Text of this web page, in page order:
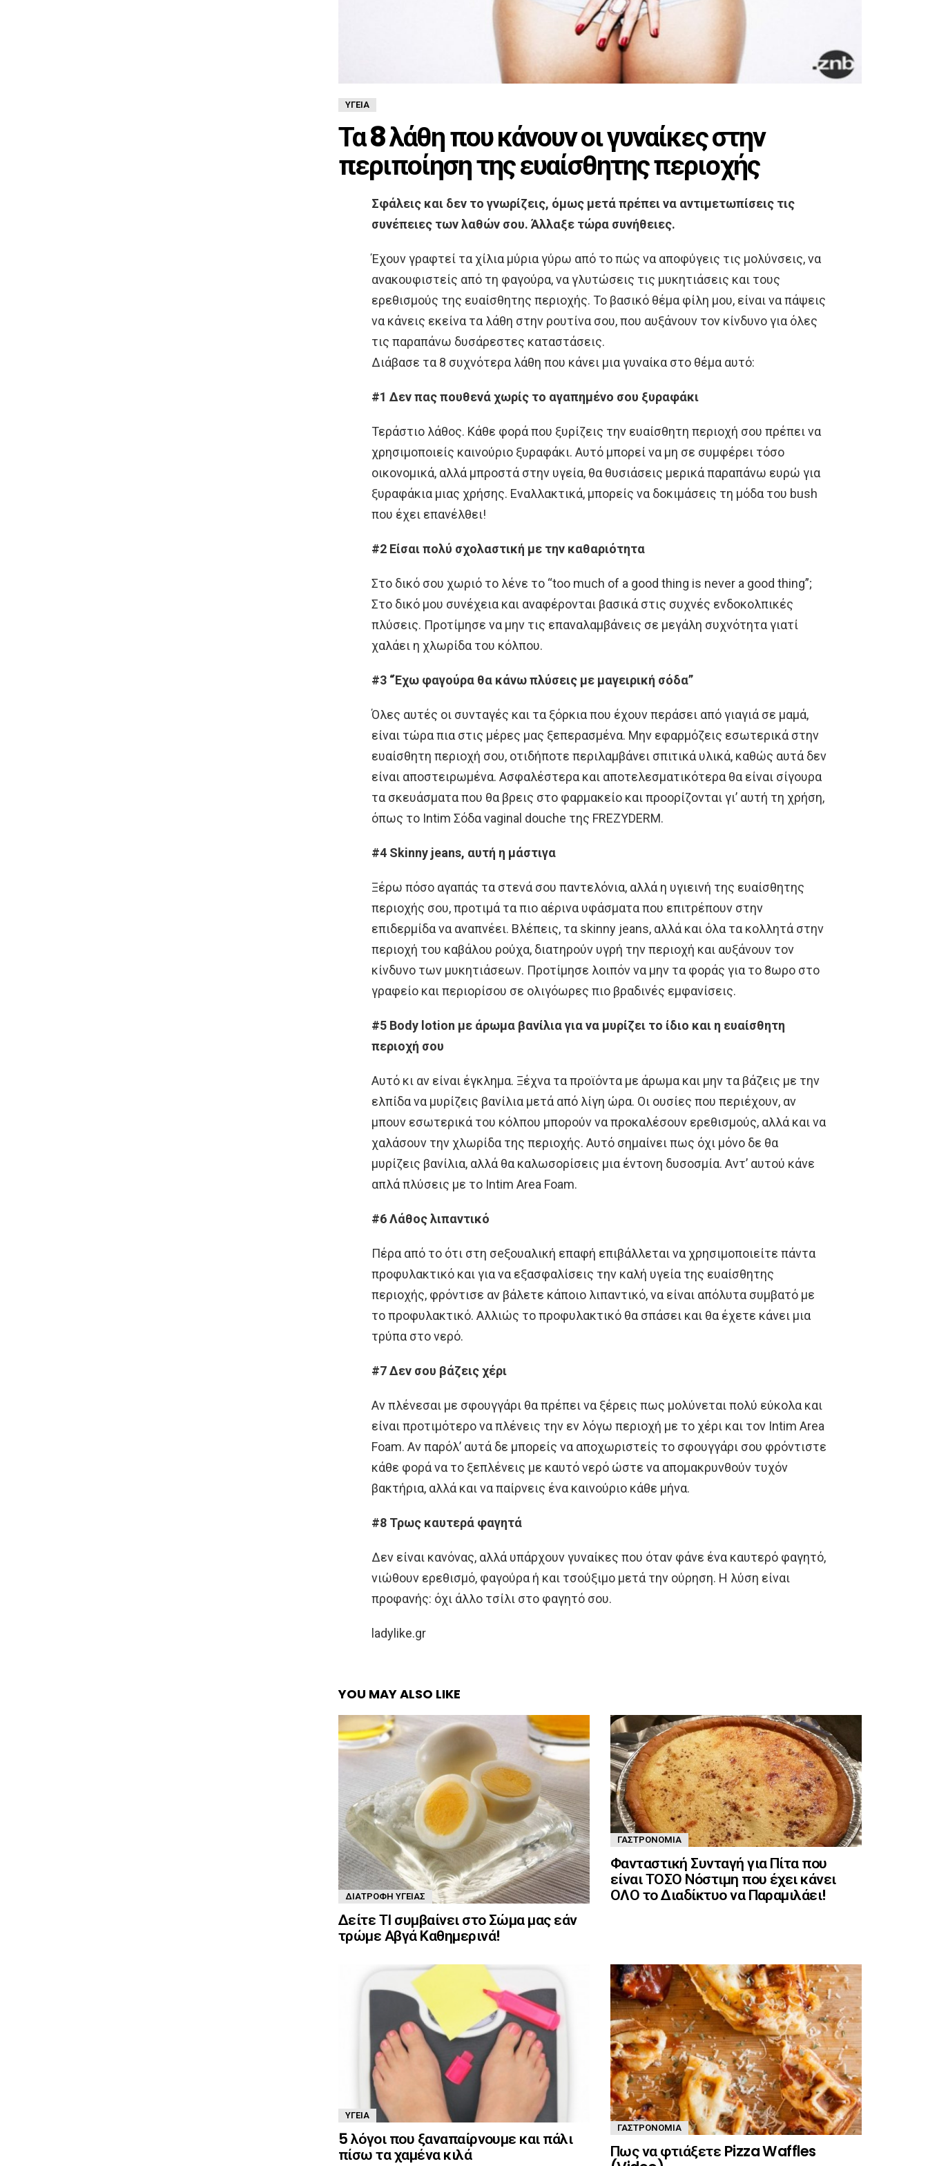
ΥΓΕΊΑ
Τα 8 λάθη που κάνουν οι γυναίκες στην
περιποίηση της ευαίσθητης περιοχής
Σφάλεις και δεν το γνωρίζεις, όμως μετά πρέπει να αντιμετωπίσεις τις
συνέπειες των λαθών σου. Άλλαξε τώρα συνήθειες.
Έχουν γραφτεί τα χίλια μύρια γύρω από το πώς να αποφύγεις τις μολύνσεις, να
ανακουφιστείς από τη φαγούρα, να γλυτώσεις τις μυκητιάσεις και τους
ερεθισμούς της ευαίσθητης περιοχής. Το βασικό θέμα φίλη μου, είναι να πάψεις
να κάνεις εκείνα τα λάθη στην ρουτίνα σου, που αυξάνουν τον κίνδυνο για όλες
τις παραπάνω δυσάρεστες καταστάσεις.
Διάβασε τα 8 συχνότερα λάθη που κάνει μια γυναίκα στο θέμα αυτό:
#1 Δεν πας πουθενά χωρίς το αγαπημένο σου ξυραφάκι
Τεράστιο λάθος. Κάθε φορά που ξυρίζεις την ευαίσθητη περιοχή σου πρέπει να
χρησιμοποιείς καινούριο ξυραφάκι. Αυτό μπορεί να μη σε συμφέρει τόσο
οικονομικά, αλλά μπροστά στην υγεία, θα θυσιάσεις μερικά παραπάνω ευρώ για
ξυραφάκια μιας χρήσης. Εναλλακτικά, μπορείς να δοκιμάσεις τη μόδα του bush
που έχει επανέλθει!
#2 Είσαι πολύ σχολαστική με την καθαριότητα
Στο δικό σου χωριό το λένε το “too much of a good thing is never a good thing”;
Στο δικό μου συνέχεια και αναφέρονται βασικά στις συχνές ενδοκολπικές
πλύσεις. Προτίμησε να μην τις επαναλαμβάνεις σε μεγάλη συχνότητα γιατί
χαλάει η χλωρίδα του κόλπου.
#3 “Έχω φαγούρα θα κάνω πλύσεις με μαγειρική σόδα”
Όλες αυτές οι συνταγές και τα ξόρκια που έχουν περάσει από γιαγιά σε μαμά,
είναι τώρα πια στις μέρες μας ξεπερασμένα. Μην εφαρμόζεις εσωτερικά στην
ευαίσθητη περιοχή σου, οτιδήποτε περιλαμβάνει σπιτικά υλικά, καθώς αυτά δεν
είναι αποστειρωμένα. Ασφαλέστερα και αποτελεσματικότερα θα είναι σίγουρα
τα σκευάσματα που θα βρεις στο φαρμακείο και προορίζονται γι’ αυτή τη χρήση,
όπως το Intim Σόδα vaginal douche της FREZYDERM.
#4 Skinny jeans, αυτή η μάστιγα
Ξέρω πόσο αγαπάς τα στενά σου παντελόνια, αλλά η υγιεινή της ευαίσθητης
περιοχής σου, προτιμά τα πιο αέρινα υφάσματα που επιτρέπουν στην
επιδερμίδα να αναπνέει. Βλέπεις, τα skinny jeans, αλλά και όλα τα κολλητά στην
περιοχή του καβάλου ρούχα, διατηρούν υγρή την περιοχή και αυξάνουν τον
κίνδυνο των μυκητιάσεων. Προτίμησε λοιπόν να μην τα φοράς για το 8ωρο στο
γραφείο και περιορίσου σε ολιγόωρες πιο βραδινές εμφανίσεις.
#5 Body lotion με άρωμα βανίλια για να μυρίζει το ίδιο και η ευαίσθητη
περιοχή σου
Αυτό κι αν είναι έγκλημα. Ξέχνα τα προϊόντα με άρωμα και μην τα βάζεις με την
ελπίδα να μυρίζεις βανίλια μετά από λίγη ώρα. Οι ουσίες που περιέχουν, αν
μπουν εσωτερικά του κόλπου μπορούν να προκαλέσουν ερεθισμούς, αλλά και να
χαλάσουν την χλωρίδα της περιοχής. Αυτό σημαίνει πως όχι μόνο δε θα
μυρίζεις βανίλια, αλλά θα καλωσορίσεις μια έντονη δυσοσμία. Αντ’ αυτού κάνε
απλά πλύσεις με το Intim Area Foam.
#6 Λάθος λιπαντικό
Πέρα από το ότι στη σeξουαλική επαφή επιβάλλεται να χρησιμοποιείτε πάντα
προφυλακτικό και για να εξασφαλίσεις την καλή υγεία της ευαίσθητης
περιοχής, φρόντισε αν βάλετε κάποιο λιπαντικό, να είναι απόλυτα συμβατό με
το προφυλακτικό. Αλλιώς το προφυλακτικό θα σπάσει και θα έχετε κάνει μια
τρύπα στο νερό.
#7 Δεν σου βάζεις χέρι
Αν πλένεσαι με σφουγγάρι θα πρέπει να ξέρεις πως μολύνεται πολύ εύκολα και
είναι προτιμότερο να πλένεις την εν λόγω περιοχή με το χέρι και τον Intim Area
Foam. Αν παρόλ’ αυτά δε μπορείς να αποχωριστείς το σφουγγάρι σου φρόντιστε
κάθε φορά να το ξεπλένεις με καυτό νερό ώστε να απομακρυνθούν τυχόν
βακτήρια, αλλά και να παίρνεις ένα καινούριο κάθε μήνα.
#8 Τρως καυτερά φαγητά
Δεν είναι κανόνας, αλλά υπάρχουν γυναίκες που όταν φάνε ένα καυτερό φαγητό,
νιώθουν ερεθισμό, φαγούρα ή και τσούξιμο μετά την ούρηση. Η λύση είναι
προφανής: όχι άλλο τσίλι στο φαγητό σου.
ladylike.gr
YOU MAY ALSO LIKE
ΔΙΑΤΡΟΦΉ ΥΓΕΊΑΣ
Δείτε ΤΙ συμβαίνει στο Σώμα μας εάν
τρώμε Αβγά Καθημερινά!
ΓΑΣΤΡΟΝΟΜΊΑ
Φανταστική Συνταγή για Πίτα που
είναι ΤΟΣΟ Νόστιμη που έχει κάνει
ΟΛΟ το Διαδίκτυο να Παραμιλάει!
ΥΓΕΊΑ
5 λόγοι που ξαναπαίρνουμε και πάλι
πίσω τα χαμένα κιλά
ΓΑΣΤΡΟΝΟΜΊΑ
Πως να φτιάξετε Pizza Waffles